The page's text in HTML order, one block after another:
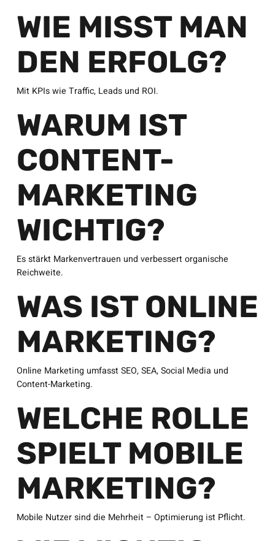
WIE MISST MAN
DEN ERFOLG?
Mit KPIs wie Traffic, Leads und ROI.
WARUM IST
CONTENT-
MARKETING
WICHTIG?
Es stärkt Markenvertrauen und verbessert organische
Reichweite.
WAS IST ONLINE
MARKETING?
Online Marketing umfasst SEO, SEA, Social Media und
Content-Marketing.
WELCHE ROLLE
SPIELT MOBILE
MARKETING?
Mobile Nutzer sind die Mehrheit – Optimierung ist Pflicht.